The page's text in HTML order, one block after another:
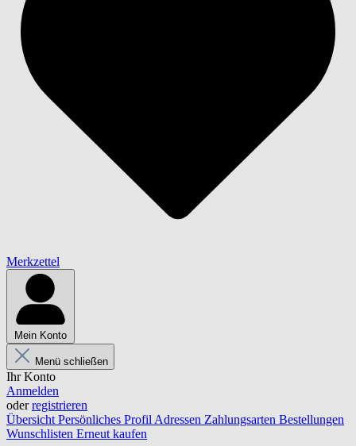
Merkzettel
Mein Konto
Menü schließen
Ihr Konto
Anmelden
oderregistrieren
Übersicht Persönliches Profil Adressen Zahlungsarten Bestellungen
Wunschlisten Erneut kaufen